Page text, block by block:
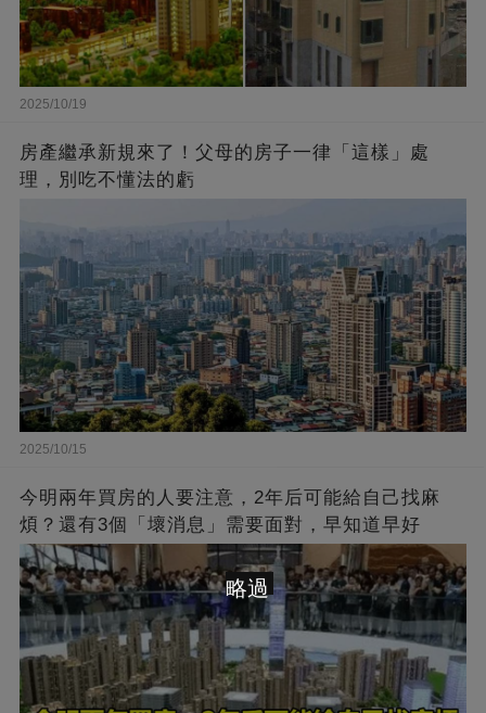
2025/10/19
房產繼承新規來了！父母的房子一律「這樣」處
理，別吃不懂法的虧
2025/10/15
今明兩年買房的人要注意，2年后可能給自己找麻
煩？還有3個「壞消息」需要面對，早知道早好
略過